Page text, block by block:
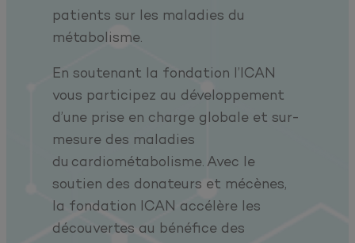
patients sur les maladies du
métabolisme.
En soutenant la fondation l’ICAN
vous participez au développement
d’une prise en charge globale et sur-
mesure des maladies
du cardiométabolisme. Avec le
soutien des donateurs et mécènes,
la fondation ICAN accélère les
découvertes au bénéfice des